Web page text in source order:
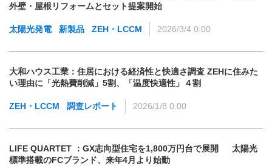
外壁・屋根リフォームとセット提案開始
太陽光発電 新製品 ZEH・LCCM 2026/3/4 0:00
大和ハウス工業：住居における経済性と快適さ調査 ZEHに住みた
い理由に「光熱費削減」5割、「温度快適性」４割
ZEH・LCCM 調査レポート 2026/1/8 0:00
LIFE QUARTET ：GX志向型住宅を1,800万円台で展開 太陽光
標準搭載のFCブランド、来年4月より始動